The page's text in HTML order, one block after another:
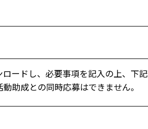
ードし、必要事項を記入の上、下
助成との同時応募はできません。